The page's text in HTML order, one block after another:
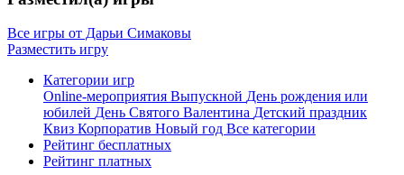
Все игры от Дарьи Симаковы
Разместить игру
Категории игр
Online-мероприятия Выпускной День рождения или
юбилей День Святого Валентина Детский праздник
Квиз Корпоратив Новый год Все категории
Рейтинг бесплатных
Рейтинг платных